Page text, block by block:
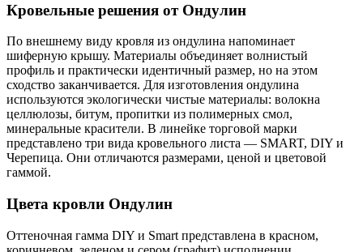
Кровельные решения от Ондулин
По внешнему виду кровля из ондулина напоминает
шиферную крышу. Материалы объединяет волнистый
профиль и практически идентичный размер, но на этом
сходство заканчивается. Для изготовления ондулина
используются экологически чистые материалы: волокна
целлюлозы, битум, пропитки из полимерных смол,
минеральные красители. В линейке торговой марки
представлено три вида кровельного листа — SMART, DIY и
Черепица. Они отличаются размерами, ценой и цветовой
гаммой.
Цвета кровли Ондулин
Оттеночная гамма DIY и Smart представлена в красном,